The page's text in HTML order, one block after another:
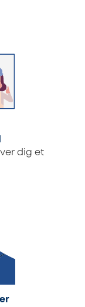
dig et